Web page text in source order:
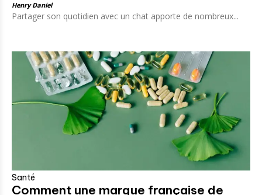
Henry Daniel
Partager son quotidien avec un chat apporte de nombreux...
Santé
Comment une marque française de